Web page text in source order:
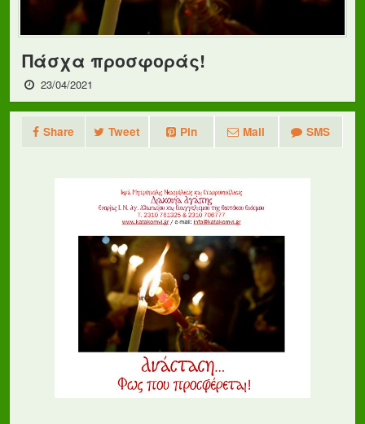
Πάσχα προσφοράς!
23/04/2021
Share Tweet Pin Mail SMS